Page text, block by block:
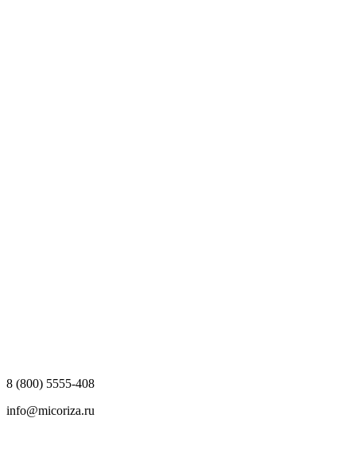
8 (800) 5555-408
info@micoriza.ru